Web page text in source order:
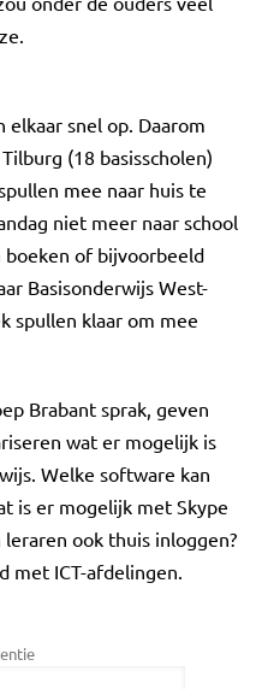
snel op. Daarom
(18 basisscholen)
mee naar huis te
niet meer naar school
boeken of bijvoorbeeld
Basisonderwijs West-
spullen klaar om mee
Brabant sprak, geven
wat er mogelijk is
Welke software kan
is er mogelijk met Skype
ook thuis inloggen?
met ICT-afdelingen.